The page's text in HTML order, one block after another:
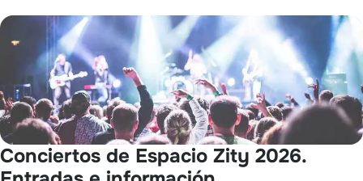
Conciertos de Espacio Zity 2026.